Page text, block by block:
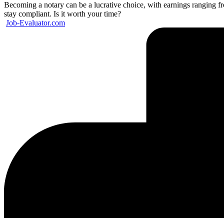
Becoming a notary can be a lucrative choice, with earnings ranging
stay compliant. Is it worth your time?
Posted
Job-Evaluator.com